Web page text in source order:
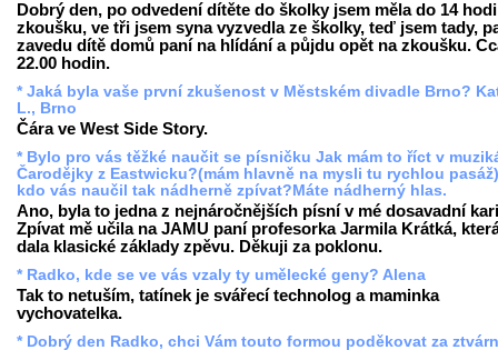
Dobrý den, po odvedení dítěte do školky jsem měla do 14
zkoušku, ve tři jsem syna vyzvedla ze školky, teď jsem tady,
zavedu dítě domů paní na hlídání a půjdu opět na zkoušku.
22.00 hodin.
* Jaká byla vaše první zkušenost v Městském divadle Brno?
L., Brno
Čára ve West Side Story.
* Bylo pro vás těžké naučit se písničku Jak mám to říct v
Čarodějky z Eastwicku?(mám hlavně na mysli tu rychlou
kdo vás naučil tak nádherně zpívat?Máte nádherný hlas.
Ano, byla to jedna z nejnáročnějších písní v mé dosavadní
Zpívat mě učila na JAMU paní profesorka Jarmila Krátká,
dala klasické základy zpěvu. Děkuji za poklonu.
* Radko, kde se ve vás vzaly ty umělecké geny? Alena
Tak to netuším, tatínek je svářecí technolog a maminka
vychovatelka.
* Dobrý den Radko, chci Vám touto formou poděkovat za